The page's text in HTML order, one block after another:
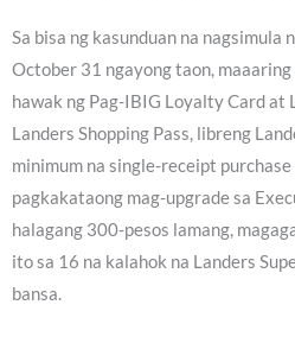
Sa bisa ng kasunduan na nagsimula
October 31 ngayong taon,
hawak ng Pag-IBIG Loyalty Card at
Landers Shopping Pass, libreng
minimum na single-receipt
pagkakataong mag-upgrade sa
halagang 300-pesos lamang,
ito sa 16 na kalahok na Landers
bansa.